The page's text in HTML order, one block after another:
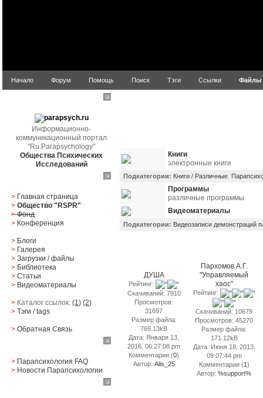
Начало Форум Помощь Поиск Тэги Ссылки Файлы
Информационно-
коммуникационный портал
"Ru.Parapsychology"
Общества Психических
Исследований
> Главная страница
> Общество "RSPR"
> Фонд
> Конференция
> Блоги
> Галерея
> Загрузки/файлы
> Библиотека
> Статьи
> Видеоматериалы
> Каталог ссылок:(1) (2)
> Тэги/ tags
> Обратная Cвязь
> Парапсихология FAQ
> Новости Парапсихологии
Книги
электронные книги
Подкатегории: Книги / Различные
Программы
различные программы
Видеоматериалы
Подкатегории: Видеозаписи демонстраций
ДУША
Рейтинг:
Скачиваний: 7910
Просмотров:
31697
Размер файла:
769.13kB
Дата: Января 13,
2016, 06:27:08 pm
Комментарии (0)
Автор: Alis_25
Пархомов А.Г.
"Управляемый
хаос"
Рейтинг:
Скачиваний: 10679
Просмотров: 45270
Размер файла:
171.12kB
Дата: Июня 18, 2013,
09:07:44 pm
Комментарии (1)
Автор: %support%